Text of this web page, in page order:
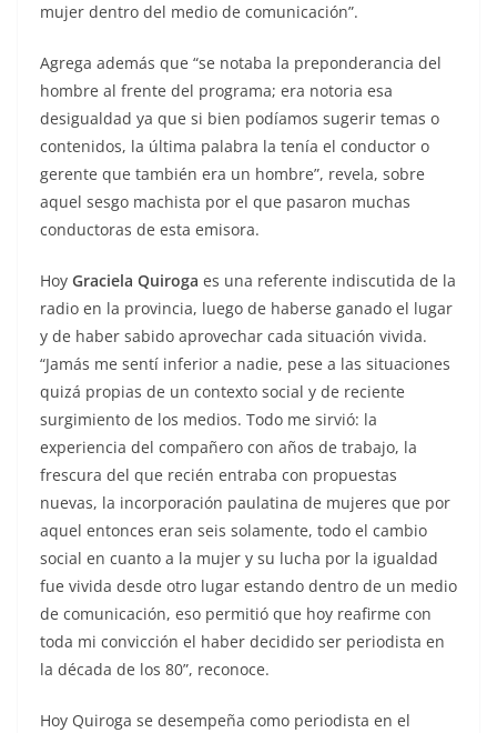
mujer dentro del medio de comunicación”.
Agrega además que “se notaba la preponderancia del
hombre al frente del programa; era notoria esa
desigualdad ya que si bien podíamos sugerir temas o
contenidos, la última palabra la tenía el conductor o
gerente que también era un hombre”, revela, sobre
aquel sesgo machista por el que pasaron muchas
conductoras de esta emisora.
Hoy Graciela Quiroga es una referente indiscutida de la
radio en la provincia, luego de haberse ganado el lugar
y de haber sabido aprovechar cada situación vivida.
“Jamás me sentí inferior a nadie, pese a las situaciones
quizá propias de un contexto social y de reciente
surgimiento de los medios. Todo me sirvió: la
experiencia del compañero con años de trabajo, la
frescura del que recién entraba con propuestas
nuevas, la incorporación paulatina de mujeres que por
aquel entonces eran seis solamente, todo el cambio
social en cuanto a la mujer y su lucha por la igualdad
fue vivida desde otro lugar estando dentro de un medio
de comunicación, eso permitió que hoy reafirme con
toda mi convicción el haber decidido ser periodista en
la década de los 80”, reconoce.
Hoy Quiroga se desempeña como periodista en el